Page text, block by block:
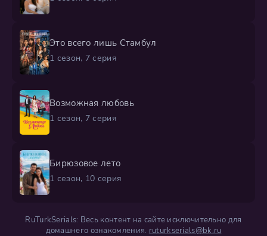
Это всего лишь Стамбул
1 сезон, 7 серия
Возможная любовь
1 сезон, 7 серия
Бирюзовое лето
1 сезон, 10 серия
RuTurkSerials: Весь контент на сайте исключительно для
домашнего ознакомления. ruturkserials@bk.ru